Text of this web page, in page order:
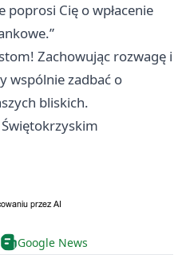
Cię o wpłacenie
Zachowując rozwagę i
wspólnie zadbać o
bliskich.
Google News